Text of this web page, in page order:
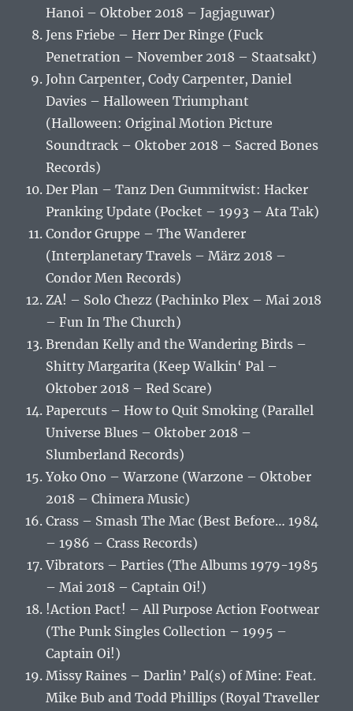
Hanoi – Oktober 2018 – Jagjaguwar)
Jens Friebe – Herr Der Ringe (Fuck
Penetration – November 2018 – Staatsakt)
John Carpenter, Cody Carpenter, Daniel
Davies – Halloween Triumphant
(Halloween: Original Motion Picture
Soundtrack – Oktober 2018 – Sacred Bones
Records)
Der Plan – Tanz Den Gummitwist: Hacker
Pranking Update (Pocket – 1993 – Ata Tak)
Condor Gruppe – The Wanderer
(Interplanetary Travels – März 2018 –
Condor Men Records)
ZA! – Solo Chezz (Pachinko Plex – Mai 2018
– Fun In The Church)
Brendan Kelly and the Wandering Birds –
Shitty Margarita (Keep Walkin‘ Pal –
Oktober 2018 – Red Scare)
Papercuts – How to Quit Smoking (Parallel
Universe Blues – Oktober 2018 –
Slumberland Records)
Yoko Ono – Warzone (Warzone – Oktober
2018 – Chimera Music)
Crass – Smash The Mac (Best Before… 1984
– 1986 – Crass Records)
Vibrators – Parties (The Albums 1979-1985
– Mai 2018 – Captain Oi!)
!Action Pact! – All Purpose Action Footwear
(The Punk Singles Collection – 1995 –
Captain Oi!)
Missy Raines – Darlin’ Pal(s) of Mine: Feat.
Mike Bub and Todd Phillips (Royal Traveller